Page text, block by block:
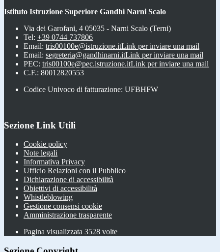
Istituto Istruzione Superiore Gandhi Narni Scalo
Via dei Garofani, 4 05035 - Narni Scalo (Terni)
Tel: +39 0744 737806
Email: tris00100e@istruzione.itLink per inviare una mail
Email: segreteria@gandhinarni.itLink per inviare una mail
PEC: tris00100e@pec.istruzione.itLink per inviare una mail
C.F.: 80012820553
Codice Univoco di fatturazione: UFBHFW
Sezione Link Utili
Cookie policy
Note legali
Informativa Privacy
Ufficio Relazioni con il Pubblico
Dichiarazione di accessibilità
Obiettivi di accessibilità
Whistleblowing
Gestione consensi cookie
Amministrazione trasparente
Pagina visualizzata 3528 volte